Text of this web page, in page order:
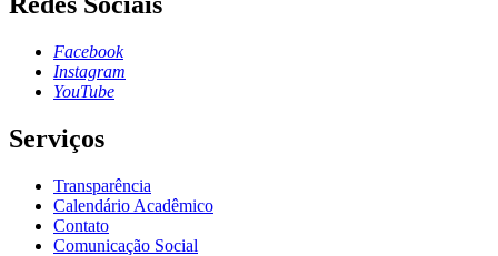
Facebook
Instagram
YouTube
Serviços
Transparência
Calendário Acadêmico
Contato
Comunicação Social